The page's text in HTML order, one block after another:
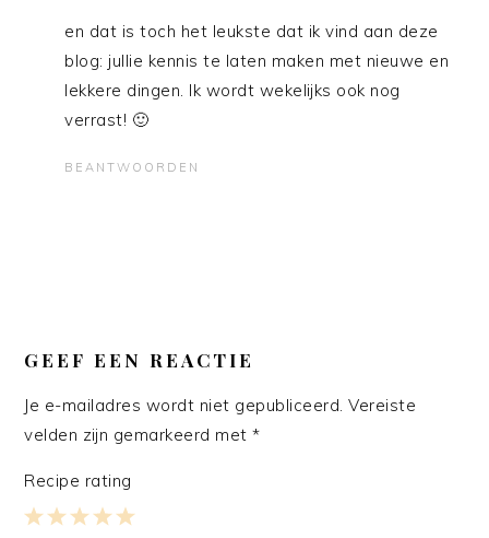
en dat is toch het leukste dat ik vind aan deze
blog: jullie kennis te laten maken met nieuwe en
lekkere dingen. Ik wordt wekelijks ook nog
verrast! 🙂
BEANTWOORDEN
GEEF EEN REACTIE
Je e-mailadres wordt niet gepubliceerd. Vereiste
velden zijn gemarkeerd met*
Recipe rating